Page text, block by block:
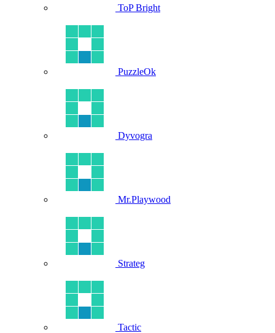
ToP Bright
PuzzleOk
Dyvogra
Mr.Playwood
Strateg
Tactic